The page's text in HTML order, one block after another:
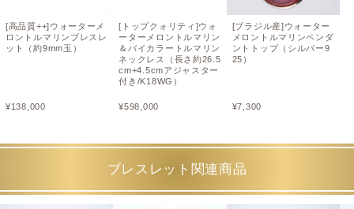
[高品質++]ウォーターメ
ロントルマリンブレスレ
ット（約9mm玉）
¥138,000
[トップクォリティ]ウォ
ーターメロントルマリン
＆バイカラートルマリン
ネックレス（長さ約26.5
cm+4.5cmアジャスター
付き/K18WG）
¥598,000
[ブラジル産]ウォーター
メロントルマリンペンダ
ントトップ（シルバー9
25）
¥7,300
ブレスレット関連商品